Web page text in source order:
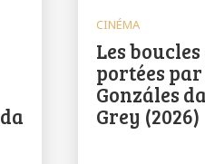
CINÉMA
Les
portées par
Gonzáles
Grey (2026)